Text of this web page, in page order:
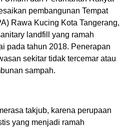
pembangunan Tempat
Rawa Kucing Kota Tangerang,
landfill yang ramah
pada tahun 2018. Penerapan
sekitar tidak tercemar atau
sampah.
takjub, karena perupaan
yang menjadi ramah